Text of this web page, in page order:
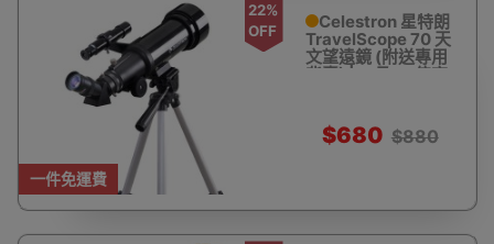
一件免運費
22%
OFF
Celestron 星特朗
TravelScope 70 天
文望遠鏡 (附送專用
背囊) |20及40倍率
$680 $880